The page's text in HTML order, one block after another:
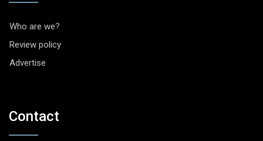
Who are we?
Review policy
Advertise
Contact